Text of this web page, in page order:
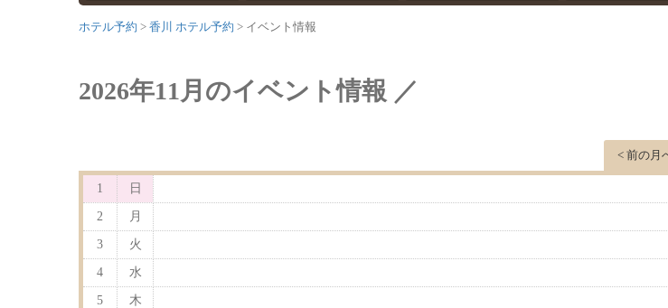
ホテル予約 香川 ホテル予約 イベント情報
2026年11月のイベント情報 ／
< 前の月
1 日
2 月
3 火
4 水
5 木